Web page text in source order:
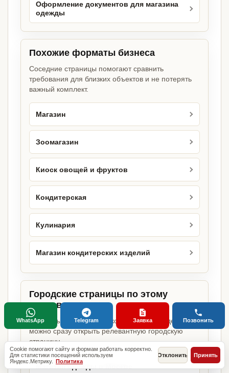
Оформление документов для магазина
одежды
Похожие форматы бизнеса
Соседние страницы помогают сравнить
требования для близких объектов и не потерять
важный комплект.
Магазин
Зоомагазин
Киоск овощей и фруктов
Кондитерская
Кулинария
Магазин кондитерских изделий
Городские страницы по этому
направлению
Если объект работает в конкретном городе,
можно сразу открыть релевантную городскую
страницу.
Магазин одежды в Москве
Cookie помогают сайту и формам работать корректно.
Для статистики посещений используем
Яндекс.Метрику. Политика
Отклонить Принять
WhatsApp Telegram Заявка Позвонить